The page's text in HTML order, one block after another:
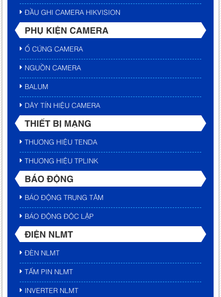
ĐẦU GHI CAMERA HIKVISION
PHỤ KIỆN CAMERA
Ổ CỨNG CAMERA
NGUỒN CAMERA
BALUM
DÂY TÍN HIỆU CAMERA
THIẾT BỊ MẠNG
THƯƠNG HIỆU TENDA
THƯƠNG HIỆU TPLINK
BÁO ĐỘNG
BÁO ĐỘNG TRUNG TÂM
BÁO ĐỘNG ĐỘC LẬP
ĐIỆN NLMT
ĐÈN NLMT
TẤM PIN NLMT
INVERTER NLMT